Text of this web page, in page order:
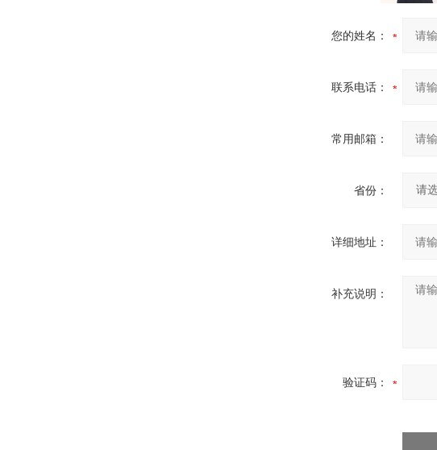
您的姓名：
联系电话：
常用邮箱：
省份：
详细地址：
补充说明：
验证码：